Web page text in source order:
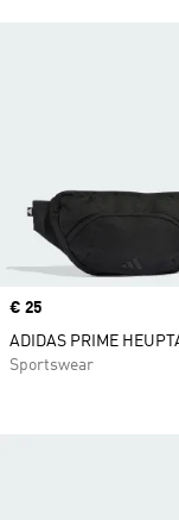
Price
€ 25
ADIDAS PRIME
Sportswear